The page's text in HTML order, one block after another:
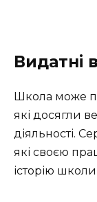
Видатні
Школа може
які досягли
діяльності.
які своєю
історію школи.